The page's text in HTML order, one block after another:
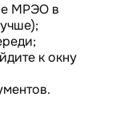
МРЭО в
к окну